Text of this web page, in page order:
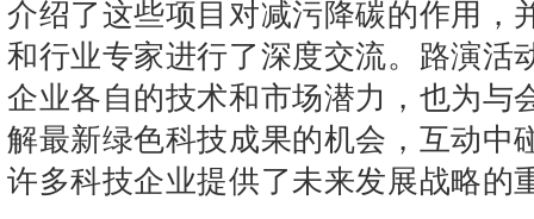
介绍了这些项目对减污降碳的作用，
和行业专家进行了深度交流。路演活
企业各自的技术和市场潜力，也为与
解最新绿色科技成果的机会，互动中
许多科技企业提供了未来发展战略的